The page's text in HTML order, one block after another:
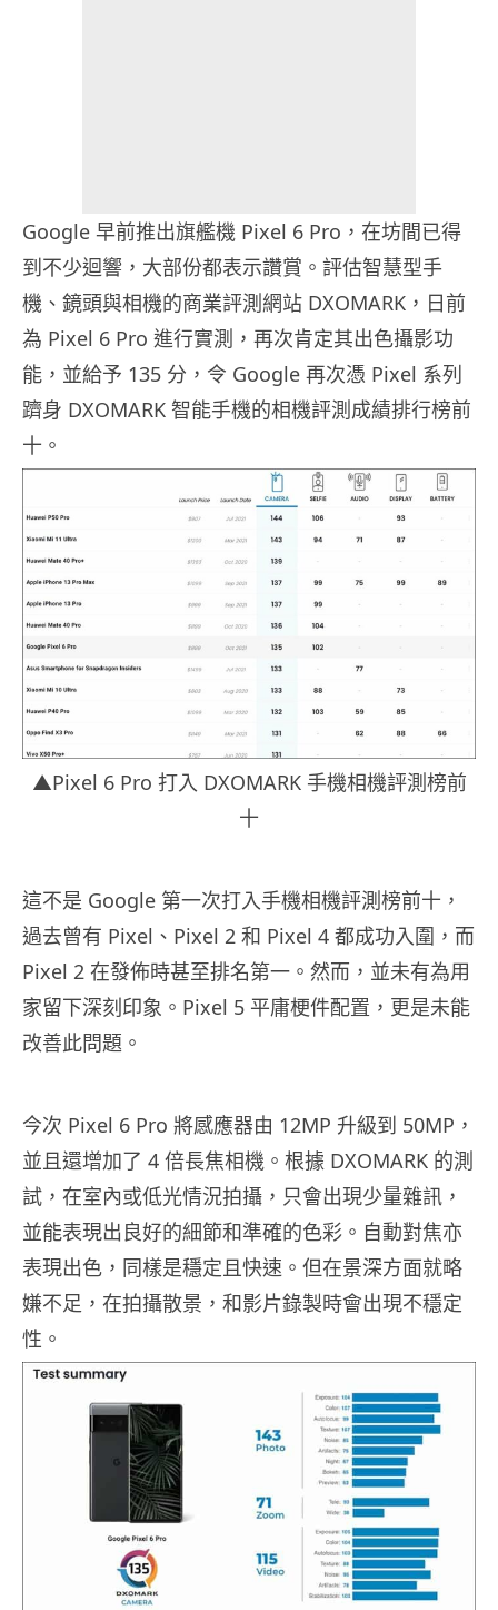
Google 早前推出旗艦機 Pixel 6 Pro，在坊間已得
到不少迴響，大部份都表示讚賞。評估智慧型手
機、鏡頭與相機的商業評測網站 DXOMARK，日前
為 Pixel 6 Pro 進行實測，再次肯定其出色攝影功
能，並給予 135 分，令 Google 再次憑 Pixel 系列
躋身 DXOMARK 智能手機的相機評測成績排行榜前
十。
▲Pixel 6 Pro 打入 DXOMARK 手機相機評測榜前
十
這不是 Google 第一次打入手機相機評測榜前十，
過去曾有 Pixel、Pixel 2 和 Pixel 4 都成功入圍，而
Pixel 2 在發佈時甚至排名第一。然而，並未有為用
家留下深刻印象。Pixel 5 平庸梗件配置，更是未能
改善此問題。
今次 Pixel 6 Pro 將感應器由 12MP 升級到 50MP，
並且還增加了 4 倍長焦相機。根據 DXOMARK 的測
試，在室內或低光情況拍攝，只會出現少量雜訊，
並能表現出良好的細節和準確的色彩。自動對焦亦
表現出色，同樣是穩定且快速。但在景深方面就略
嫌不足，在拍攝散景，和影片錄製時會出現不穩定
性。